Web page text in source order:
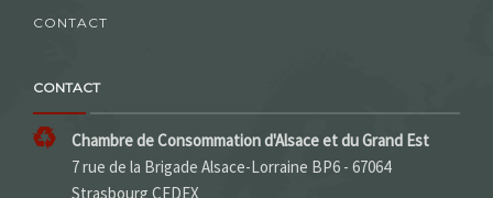
CONTACT
CONTACT
Chambre de Consommation d'Alsace et du Grand Est
7 rue de la Brigade Alsace-Lorraine BP6 - 67064
Strasbourg CEDEX